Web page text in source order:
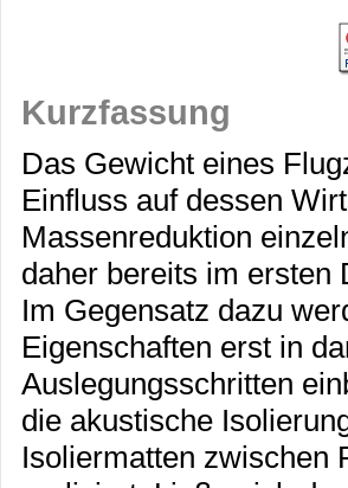
Kurzfassung
Das Gewicht eines
Einfluss auf dessen
Massenreduktion
daher bereits im ersten
Im Gegensatz dazu
Eigenschaften erst in
Auslegungsschritten
die akustische
Isoliermatten zwischen